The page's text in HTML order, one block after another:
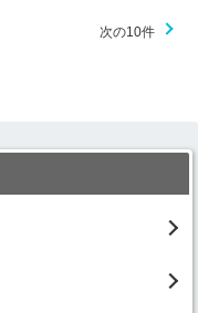
次の10件